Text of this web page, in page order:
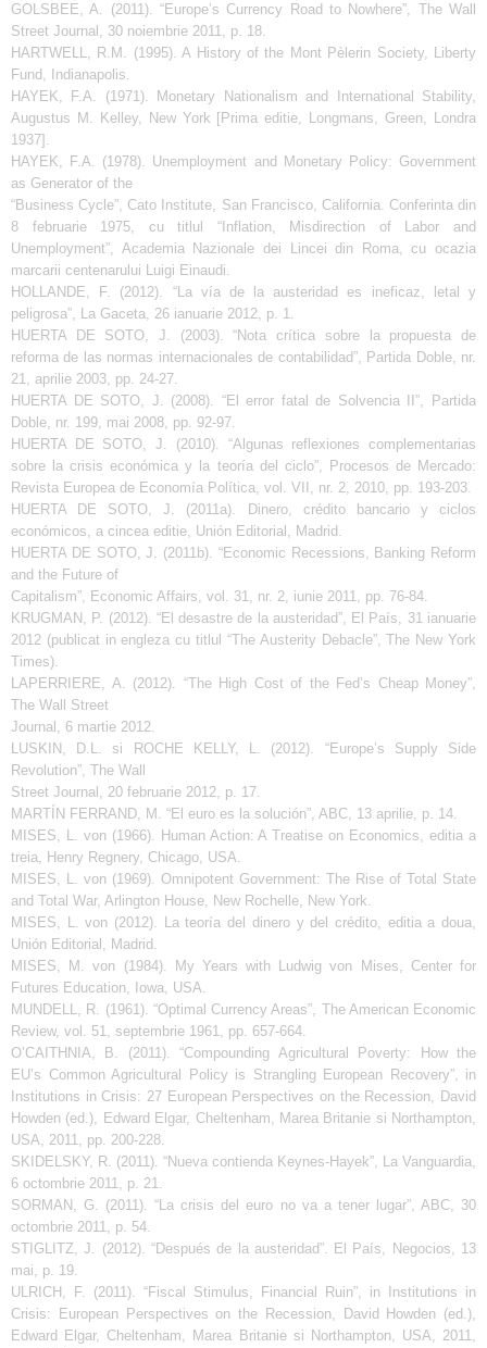
GOLSBEE, A. (2011). “Europe’s Currency Road to Nowhere”, The Wall
Street Journal, 30 noiembrie 2011, p. 18.
HARTWELL, R.M. (1995). A History of the Mont Pèlerin Society, Liberty
Fund, Indianapolis.
HAYEK, F.A. (1971). Monetary Nationalism and International Stability,
Augustus M. Kelley, New York [Prima editie, Longmans, Green, Londra
1937].
HAYEK, F.A. (1978). Unemployment and Monetary Policy: Government
as Generator of the
“Business Cycle”, Cato Institute, San Francisco, California. Conferinta din
8 februarie 1975, cu titlul “Inflation, Misdirection of Labor and
Unemployment”, Academia Nazionale dei Lincei din Roma, cu ocazia
marcarii centenarului Luigi Einaudi.
HOLLANDE, F. (2012). “La vía de la austeridad es ineficaz, letal y
peligrosa”, La Gaceta, 26 ianuarie 2012, p. 1.
HUERTA DE SOTO, J. (2003). “Nota crítica sobre la propuesta de
reforma de las normas internacionales de contabilidad”, Partida Doble, nr.
21, aprilie 2003, pp. 24-27.
HUERTA DE SOTO, J. (2008). “El error fatal de Solvencia II”, Partida
Doble, nr. 199, mai 2008, pp. 92-97.
HUERTA DE SOTO, J. (2010). “Algunas reflexiones complementarias
sobre la crisis económica y la teoría del ciclo”, Procesos de Mercado:
Revista Europea de Economía Política, vol. VII, nr. 2, 2010, pp. 193-203.
HUERTA DE SOTO, J. (2011a). Dinero, crédito bancario y ciclos
económicos, a cincea editie, Unión Editorial, Madrid.
HUERTA DE SOTO, J. (2011b). “Economic Recessions, Banking Reform
and the Future of
Capitalism”, Economic Affairs, vol. 31, nr. 2, iunie 2011, pp. 76-84.
KRUGMAN, P. (2012). “El desastre de la austeridad”, El País, 31 ianuarie
2012 (publicat in engleza cu titlul “The Austerity Debacle”, The New York
Times).
LAPERRIERE, A. (2012). “The High Cost of the Fed’s Cheap Money”,
The Wall Street
Journal, 6 martie 2012.
LUSKIN, D.L. si ROCHE KELLY, L. (2012). “Europe’s Supply Side
Revolution”, The Wall
Street Journal, 20 februarie 2012, p. 17.
MARTÍN FERRAND, M. “El euro es la solución”, ABC, 13 aprilie, p. 14.
MISES, L. von (1966). Human Action: A Treatise on Economics, editia a
treia, Henry Regnery, Chicago, USA.
MISES, L. von (1969). Omnipotent Government: The Rise of Total State
and Total War, Arlington House, New Rochelle, New York.
MISES, L. von (2012). La teoría del dinero y del crédito, editia a doua,
Unión Editorial, Madrid.
MISES, M. von (1984). My Years with Ludwig von Mises, Center for
Futures Education, Iowa, USA.
MUNDELL, R. (1961). “Optimal Currency Areas”, The American Economic
Review, vol. 51, septembrie 1961, pp. 657-664.
O’CAITHNIA, B. (2011). “Compounding Agricultural Poverty: How the
EU’s Common Agricultural Policy is Strangling European Recovery”, in
Institutions in Crisis: 27 European Perspectives on the Recession, David
Howden (ed.), Edward Elgar, Cheltenham, Marea Britanie si Northampton,
USA, 2011, pp. 200-228.
SKIDELSKY, R. (2011). “Nueva contienda Keynes-Hayek”, La Vanguardia,
6 octombrie 2011, p. 21.
SORMAN, G. (2011). “La crisis del euro no va a tener lugar”, ABC, 30
octombrie 2011, p. 54.
STIGLITZ, J. (2012). “Después de la austeridad”. El País, Negocios, 13
mai, p. 19.
ULRICH, F. (2011). “Fiscal Stimulus, Financial Ruin”, in Institutions in
Crisis: European Perspectives on the Recession, David Howden (ed.),
Edward Elgar, Cheltenham, Marea Britanie si Northampton, USA, 2011,